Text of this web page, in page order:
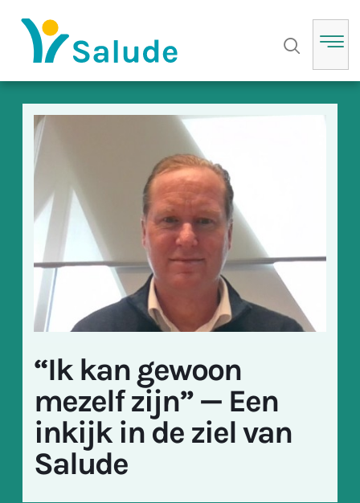
“Ik kan gewoon
mezelf zijn” — Een
inkijk in de ziel van
Salude